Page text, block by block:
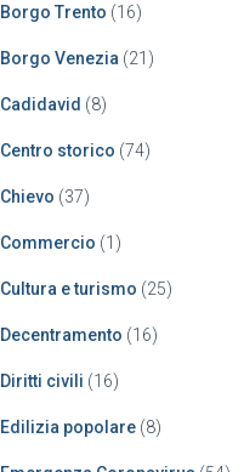
Borgo Trento (16)
Borgo Venezia (21)
Cadidavid (8)
Centro storico (74)
Chievo (37)
Commercio (1)
Cultura e turismo (25)
Decentramento (16)
Diritti civili (16)
Edilizia popolare (8)